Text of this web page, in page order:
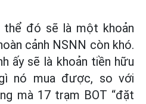
thể đó sẽ là một khoản
cảnh NSNN còn khó.
ấy sẽ là khoản tiền hữu
nó mua được, so với
mà 17 trạm BOT “đặt